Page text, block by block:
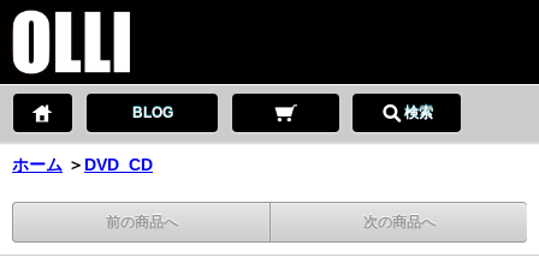
BLOG 検索
ホーム ＞ DVD_CD
前の商品へ 次の商品へ